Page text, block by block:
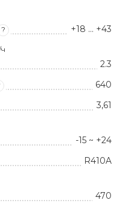
? +18 … +43
2.3
640
3,61
-15 ~ +24
R410A
470